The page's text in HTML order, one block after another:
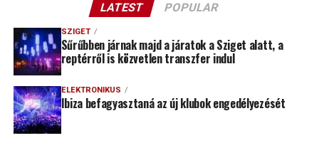
LATEST POPULAR
SZIGET
Sűrűbben járnak majd a járatok a Sziget alatt, a
reptérről is közvetlen transzfer indul
ELEKTRONIKUS
Ibiza befagyasztaná az új klubok engedélyezését